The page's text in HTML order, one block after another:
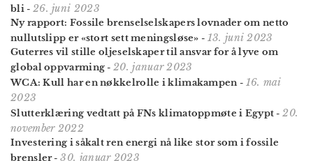
bli - 26. juni 2023
Ny rapport: Fossile brenselselskapers lovnader om netto
nullutslipp er «stort sett meningsløse» - 13. juni 2023
Guterres vil stille oljeselskaper til ansvar for å lyve om
global oppvarming - 20. januar 2023
WCA: Kull har en nøkkelrolle i klimakampen - 16. mai
2023
Slutterklæring vedtatt på FNs klimatoppmøte i Egypt - 20.
november 2022
Investering i såkalt ren energi nå like stor som i fossile
brensler-30. januar 2023